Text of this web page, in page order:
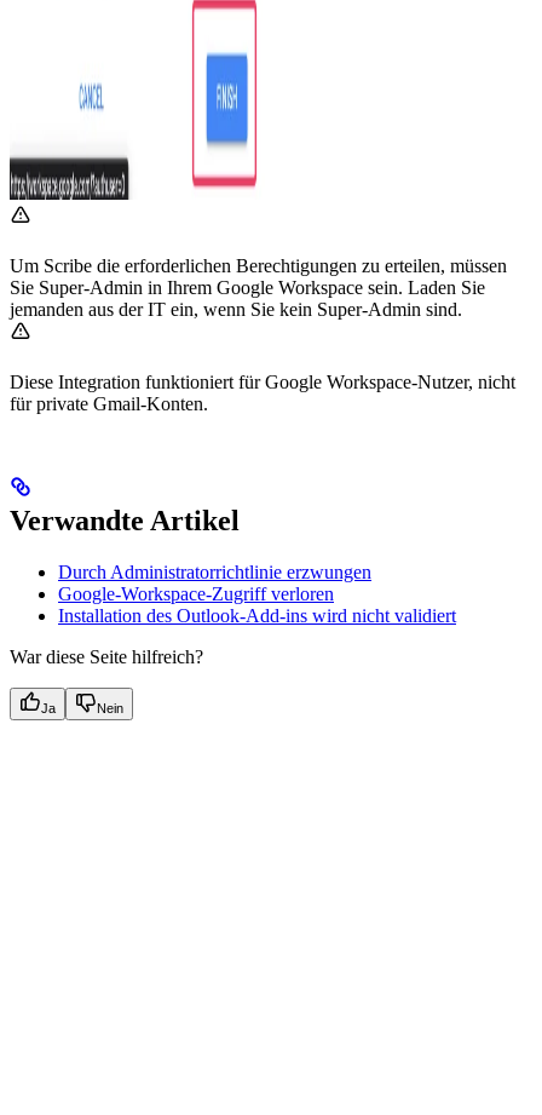
Um Scribe die erforderlichen Berechtigungen zu erteilen, müssen
Sie Super-Admin in Ihrem Google Workspace sein. Laden Sie
jemanden aus der IT ein, wenn Sie kein Super-Admin sind.
Diese Integration funktioniert für Google Workspace-Nutzer, nicht
für private Gmail-Konten.
Verwandte Artikel
Durch Administratorrichtlinie erzwungen
Google-Workspace-Zugriff verloren
Installation des Outlook-Add-ins wird nicht validiert
War diese Seite hilfreich?
Ja Nein